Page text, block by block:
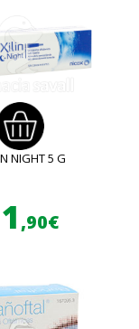
NIGHT 5 G
,90€